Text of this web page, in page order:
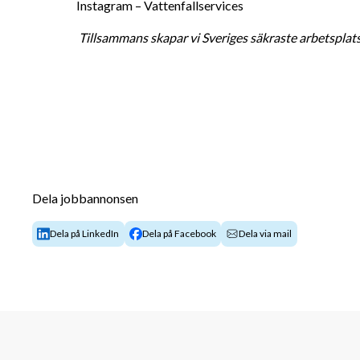
Instagram – Vattenfallservices
Tillsammans skapar vi Sveriges säkraste
Dela jobbannonsen
Dela på LinkedIn Dela på Facebook Dela via mail